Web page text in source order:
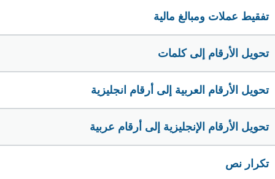
تفقيط عملات ومبالغ مالية
تحويل الأرقام إلى كلمات
تحويل الأرقام العربية إلى أرقام انجليزية
تحويل الأرقام الإنجليزية إلى أرقام عربية
تكرار نص